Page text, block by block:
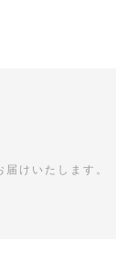
けいたします。